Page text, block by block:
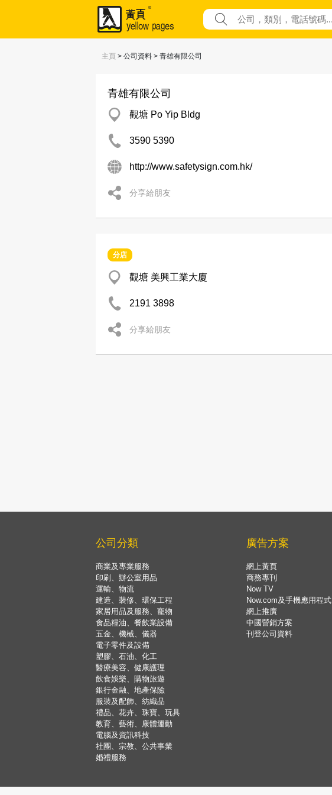
主頁 > 公司資料 > 青雄有限公司
青雄有限公司
觀塘 Po Yip Bldg
3590 5390
http://www.safetysign.com.hk/
分享給朋友
分店
觀塘 美興工業大廈
2191 3898
分享給朋友
公司分類
商業及專業服務
印刷、辦公室用品
運輸、物流
建造、裝修、環保工程
家居用品及服務、寵物
食品糧油、餐飲業設備
五金、機械、儀器
電子零件及設備
塑膠、石油、化工
醫療美容、健康護理
飲食娛樂、購物旅遊
銀行金融、地產保險
服裝及配飾、紡織品
禮品、花卉、珠寶、玩具
教育、藝術、康體運動
電腦及資訊科技
社團、宗教、公共事業
婚禮服務
廣告方案
網上黃頁
商務專刊
Now TV
Now.com及手機應用程式
網上推廣
中國營銷方案
刊登公司資料